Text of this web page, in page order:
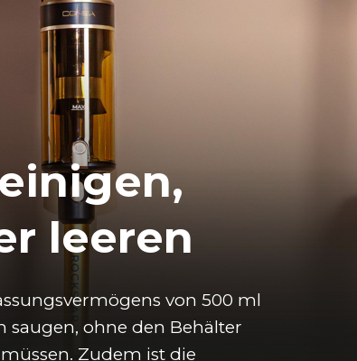
leeren
von 500 ml
saugen, ohne den Behälter
Zudem ist die